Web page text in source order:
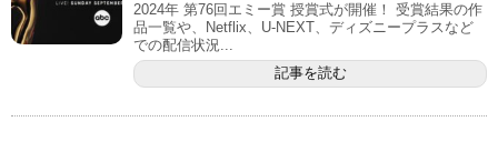
2024年 第76回エミー賞 授賞式が開催！ 受賞結果の作
品一覧や、Netflix、U-NEXT、ディズニープラスなど
での配信状況...
記事を読む